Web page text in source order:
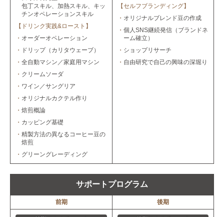
包丁スキル、加熱スキル、キッ
チンオペレーションスキル
【ドリンク実践&ロースト】
・ オーダーオペレーション
・
ドリップ（カリタウェーブ）
・ 全自動マシン／家庭用マシン
・ クリームソーダ
・ ワイン／サングリア
・ オリジナルカクテル作り
・ 焙煎概論
・ カッピング基礎
・ 精製方法の異なるコーヒー豆の
焙煎
・ グリーングレーディング
【セルフブランディング】
・ オリジナルブレンド豆の作成
・ 個人SNS継続発信（ブランドネ
ーム確立）
・ ショップリサーチ
・ 自由研究で自己の興味の深堀り
サポートプログラム
前期 後期